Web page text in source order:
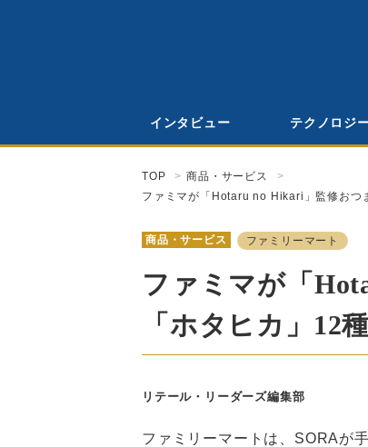
インタビュー テクノロジ
TOP
商品・サービス
ファミマが「Hotaru no Hikari」監修おつ
商品・サービス ファミリーマート
ファミマが「
「ホタヒカ」12
リテール・リーダーズ編集部
ファミリーマートは、SORAが